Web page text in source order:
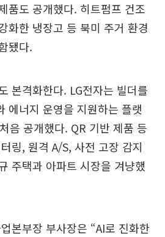
품도 공개했다. 히트펌프 건조
화한 냉장고 등 북미 주거 환경
됐다.
본격화한다. LG전자는 빌더를
에너지 운영을 지원하는 플랫
음 공개했다. QR 기반 제품 등
링, 원격 A/S, 사전 고장 감지
주택과 아파트 시장을 겨냥했
본부장 부사장은 “AI로 진화한